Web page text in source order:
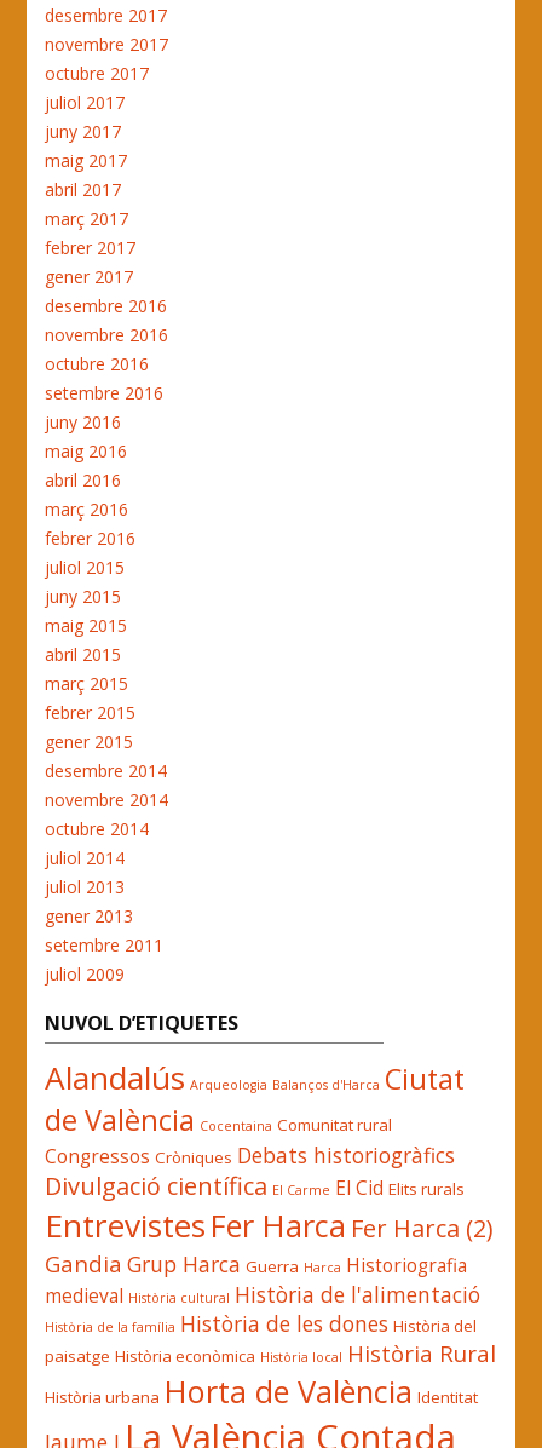
desembre 2017
novembre 2017
octubre 2017
juliol 2017
juny 2017
maig 2017
abril 2017
març 2017
febrer 2017
gener 2017
desembre 2016
novembre 2016
octubre 2016
setembre 2016
juny 2016
maig 2016
abril 2016
març 2016
febrer 2016
juliol 2015
juny 2015
maig 2015
abril 2015
març 2015
febrer 2015
gener 2015
desembre 2014
novembre 2014
octubre 2014
juliol 2014
juliol 2013
gener 2013
setembre 2011
juliol 2009
NUVOL D’ETIQUETES
Alandalús Arqueologia Balanços d'Harca Ciutat
de València Cocentaina Comunitat rural
Congressos Cròniques Debats historiogràfics
Divulgació científica El Carme El Cid Elits rurals
Entrevistes Fer Harca Fer Harca (2)
Gandia Grup Harca Guerra Harca Historiografia
medieval Història cultural Història de l'alimentació
Història de la família Història de les dones Història del
paisatge Història econòmica Història local Història Rural
Història urbana Horta de València Identitat
Jaume I La València Contada